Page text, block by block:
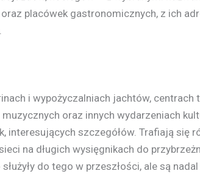
placówek gastronomicznych, z ich
i wypożyczalniach jachtów,
oraz innych wydarzeniach
interesujących szczegółów. Trafiają się
na długich wysięgnikach do
do tego w przeszłości, ale są